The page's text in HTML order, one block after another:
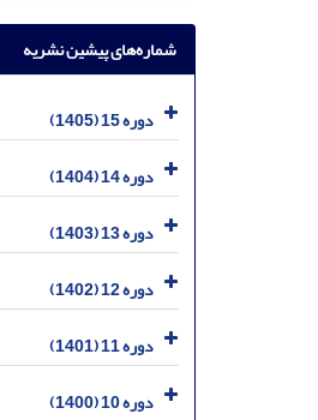
شماره‌های پیشین نشریه
دوره 15 (1405)
دوره 14 (1404)
دوره 13 (1403)
دوره 12 (1402)
دوره 11 (1401)
دوره 10 (1400)